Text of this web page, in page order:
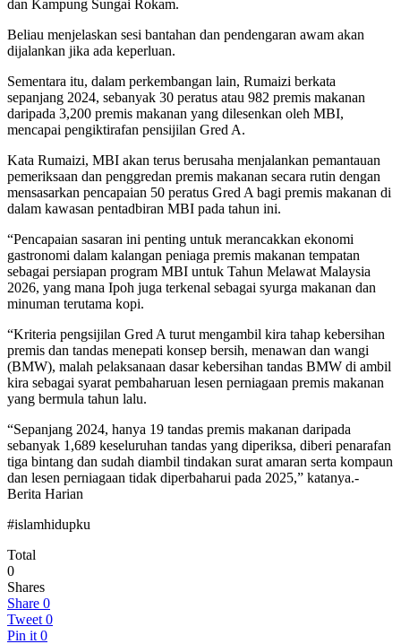
dan Kampung Sungai Rokam.
Beliau menjelaskan sesi bantahan dan pendengaran awam akan
dijalankan jika ada keperluan.
Sementara itu, dalam perkembangan lain, Rumaizi berkata
sepanjang 2024, sebanyak 30 peratus atau 982 premis makanan
daripada 3,200 premis makanan yang dilesenkan oleh MBI,
mencapai pengiktirafan pensijilan Gred A.
Kata Rumaizi, MBI akan terus berusaha menjalankan pemantauan
pemeriksaan dan penggredan premis makanan secara rutin dengan
mensasarkan pencapaian 50 peratus Gred A bagi premis makanan di
dalam kawasan pentadbiran MBI pada tahun ini.
“Pencapaian sasaran ini penting untuk merancakkan ekonomi
gastronomi dalam kalangan peniaga premis makanan tempatan
sebagai persiapan program MBI untuk Tahun Melawat Malaysia
2026, yang mana Ipoh juga terkenal sebagai syurga makanan dan
minuman terutama kopi.
“Kriteria pengsijilan Gred A turut mengambil kira tahap kebersihan
premis dan tandas menepati konsep bersih, menawan dan wangi
(BMW), malah pelaksanaan dasar kebersihan tandas BMW di ambil
kira sebagai syarat pembaharuan lesen perniagaan premis makanan
yang bermula tahun lalu.
“Sepanjang 2024, hanya 19 tandas premis makanan daripada
sebanyak 1,689 keseluruhan tandas yang diperiksa, diberi penarafan
tiga bintang dan sudah diambil tindakan surat amaran serta kompaun
dan lesen perniagaan tidak diperbaharui pada 2025,” katanya.-
Berita Harian
#islamhidupku
Total
0
Shares
Share 0
Tweet 0
Pin it 0